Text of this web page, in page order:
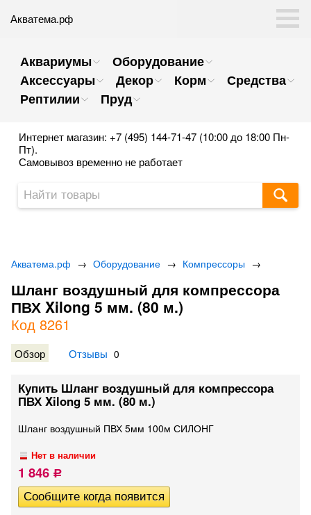
Акватема.рф
Аквариумы
Оборудование
Аксессуары
Декор Корм
Средства
Рептилии
Пруд
Интернет магазин: +7 (495) 144-71-47 (10:00 до 18:00 Пн-
Пт).
Самовывоз временно не работает
Акватема.рф → Оборудование → Компрессоры →
Шланг воздушный для компрессора
ПВХ Xilong 5 мм. (80 м.)
Код 8261
Обзор Отзывы 0
Купить Шланг воздушный для компрессора
ПВХ Xilong 5 мм. (80 м.)
Шланг воздушный ПВХ 5мм 100м СИЛОНГ
Нет в наличии
1 846 Р